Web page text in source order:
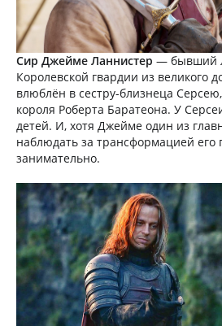
Сир Джейме Ланнистер — бывший
Королевской гвардии из великого
влюблён в сестру-близнеца
короля Роберта Баратеона. У
детей. И, хотя Джейме один из
наблюдать за трансформацией его
занимательно.